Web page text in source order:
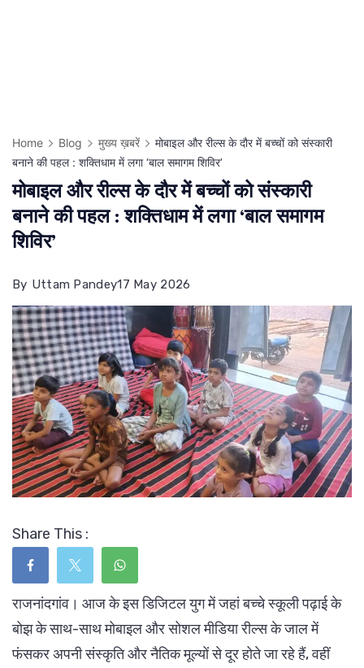
Home Blog मुख्य ख़बरें
मोबाइल और रील्स के दौर में बच्चों को संस्कारी
बनाने की पहल : शक्तिधाम में लगा ‘बाल समागम शिविर’
मोबाइल और रील्स के दौर में बच्चों को संस्कारी
बनाने की पहल : शक्तिधाम में लगा ‘बाल समागम
शिविर’
By Uttam Pandey17 May 2026
Share This :
राजनांदगांव। आज के इस डिजिटल युग में जहां बच्चे स्कूली पढ़ाई के
बोझ के साथ-साथ मोबाइल और सोशल मीडिया रील्स के जाल में
फंसकर अपनी संस्कृति और नैतिक मूल्यों से दूर होते जा रहे हैं, वहीं